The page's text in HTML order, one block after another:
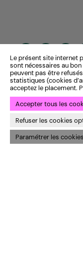
Le présent site internet
sont nécessaires au
peuvent pas être
statistiques (cookies
acceptez le placement.
Accepter tous les
Refuser les cookies
Paramétrer les cookies